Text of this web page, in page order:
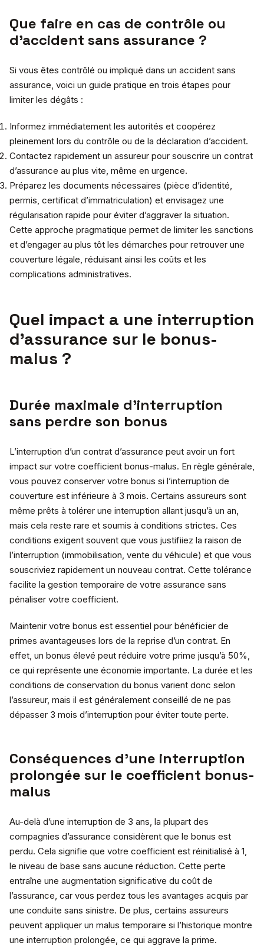
Que faire en cas de contrôle ou
d’accident sans assurance ?
Si vous êtes contrôlé ou impliqué dans un accident sans
assurance, voici un guide pratique en trois étapes pour
limiter les dégâts :
Informez immédiatement les autorités et coopérez
pleinement lors du contrôle ou de la déclaration d’accident.
Contactez rapidement un assureur pour souscrire un contrat
d’assurance au plus vite, même en urgence.
Préparez les documents nécessaires (pièce d’identité,
permis, certificat d’immatriculation) et envisagez une
régularisation rapide pour éviter d’aggraver la situation.
Cette approche pragmatique permet de limiter les sanctions
et d’engager au plus tôt les démarches pour retrouver une
couverture légale, réduisant ainsi les coûts et les
complications administratives.
Quel impact a une interruption
d’assurance sur le bonus-
malus ?
Durée maximale d’interruption
sans perdre son bonus
L’interruption d’un contrat d’assurance peut avoir un fort
impact sur votre coefficient bonus-malus. En règle générale,
vous pouvez conserver votre bonus si l’interruption de
couverture est inférieure à 3 mois. Certains assureurs sont
même prêts à tolérer une interruption allant jusqu’à un an,
mais cela reste rare et soumis à conditions strictes. Ces
conditions exigent souvent que vous justifiiez la raison de
l’interruption (immobilisation, vente du véhicule) et que vous
souscriviez rapidement un nouveau contrat. Cette tolérance
facilite la gestion temporaire de votre assurance sans
pénaliser votre coefficient.
Maintenir votre bonus est essentiel pour bénéficier de
primes avantageuses lors de la reprise d’un contrat. En
effet, un bonus élevé peut réduire votre prime jusqu’à 50%,
ce qui représente une économie importante. La durée et les
conditions de conservation du bonus varient donc selon
l’assureur, mais il est généralement conseillé de ne pas
dépasser 3 mois d’interruption pour éviter toute perte.
Conséquences d’une interruption
prolongée sur le coefficient bonus-
malus
Au-delà d’une interruption de 3 ans, la plupart des
compagnies d’assurance considèrent que le bonus est
perdu. Cela signifie que votre coefficient est réinitialisé à 1,
le niveau de base sans aucune réduction. Cette perte
entraîne une augmentation significative du coût de
l’assurance, car vous perdez tous les avantages acquis par
une conduite sans sinistre. De plus, certains assureurs
peuvent appliquer un malus temporaire si l’historique montre
une interruption prolongée, ce qui aggrave la prime.